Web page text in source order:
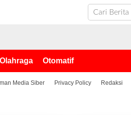
Olahraga Otomatif
Media Siber Privacy Policy Redaksi